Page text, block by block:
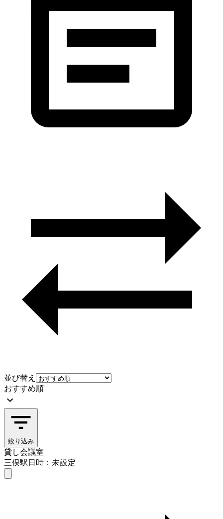
並び替え
おすすめ順
絞り込み
貸し会議室
三俣駅日時：未設定